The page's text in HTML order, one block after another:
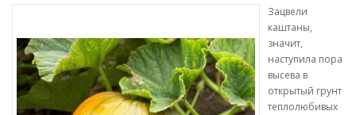
Зацвели
каштаны,
значит,
наступила пора
высева в
открытый грунт
теплолюбивых